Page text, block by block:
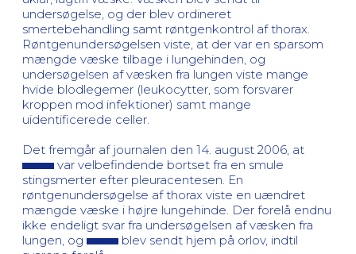
undersøgelse, og der blev ordineret
smertebehandling samt røntgenkontrol af thorax.
Røntgenundersøgelsen viste, at der var en sparsom
mængde væske tilbage i lungehinden, og
undersøgelsen af væsken fra lungen viste mange
hvide blodlegemer (leukocytter, som forsvarer
kroppen mod infektioner) samt mange
uidentificerede celler.
Det fremgår af journalen den 14. august 2006, at
var velbefindende bortset fra en smule
stingsmerter efter pleuracentesen. En
røntgenundersøgelse af thorax viste en uændret
mængde væske i højre lungehinde. Der forelå endnu
ikke endeligt svar fra undersøgelsen af væsken fra
lungen, og
blev sendt hjem på orlov, indtil